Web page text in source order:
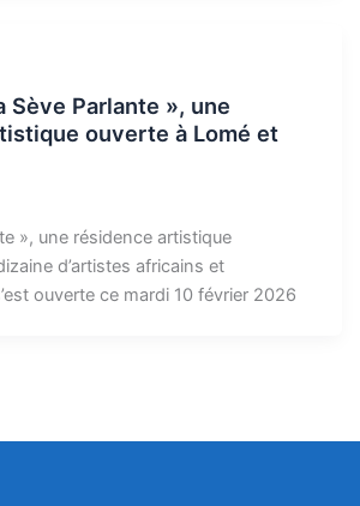
Sève Parlante », une
ouverte à Lomé et
», une résidence artistique
d’artistes africains et
ouverte ce mardi 10 février 2026